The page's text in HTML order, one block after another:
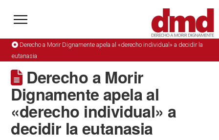
Derecho a Morir Dignamente apela al «derecho individual» a decidir la
eutanasia
Derecho a Morir
Dignamente apela al
«derecho individual» a
decidir la eutanasia